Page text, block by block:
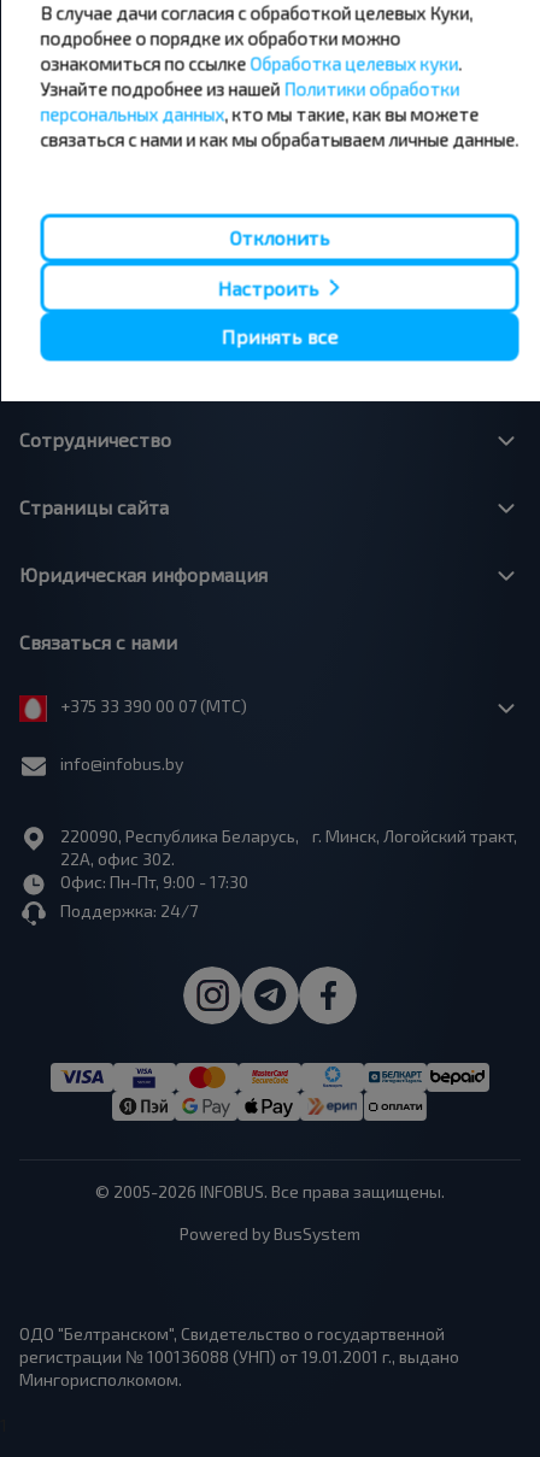
Минск - Могилёв
Минск - Пинск
Минск - Брест
Минск - Гомель
Минск - Бобруйск
Брест - Тересполь
Брест - Беловежская Пуща
Брест - Минск
Варшава - Минск
Санкт-Петербург - Минск
Минск - Вильнюс
Минск - Москва
Москва - Барановичи
Сотрудничество
Страницы сайта
Юридическая информация
Связаться с нами
+375 33 390 00 07 (МТС)
info@infobus.by
220090, Республика Беларусь, г. Минск, Логойский тракт,
22А, офис 302.
Офис: Пн-Пт, 9:00 - 17:30
Поддержка: 24/7
© 2005-2026 INFOBUS. Все права защищены.
Powered by BusSystem
ОДО "Белтранском", Свидетельство о государтвенной
регистрации № 100136088 (УНП) от 19.01.2001 г., выдано
Мингорисполкомом.
В случае дачи согласия с обработкой целевых Куки,
подробнее о порядке их обработки можно
ознакомиться по ссылкеОбработка целевых куки.
Узнайте подробнее из нашей Политики обработки
персональных данных, кто мы такие, как вы можете
связаться с нами и как мы обрабатываем личные данные.
Отклонить
Настроить
Принять все